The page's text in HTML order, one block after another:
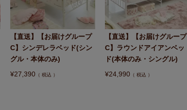
【直送】【お届けグループ
C】シンデレラベッド(シン
グル・本体のみ)
¥27,390 税込
【直送】【お届けグループ
C】ラウンドアイアンベッ
ド(本体のみ・シングル)
¥24,990 税込